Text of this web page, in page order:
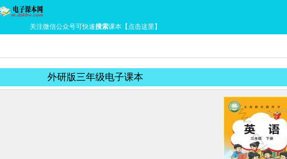
关注微信公众号可快速搜索课本【点击这里】
外研版三年级电子课本